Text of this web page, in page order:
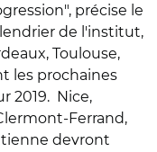
précise le
de l'institut,
Toulouse,
les prochaines
2019. Nice,
Ferrand,
devront